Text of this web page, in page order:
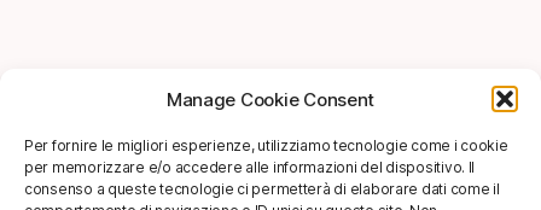
Manage Cookie Consent
Per fornire le migliori esperienze, utilizziamo tecnologie come i cookie
per memorizzare e/o accedere alle informazioni del dispositivo. Il
consenso a queste tecnologie ci permetterà di elaborare dati come il